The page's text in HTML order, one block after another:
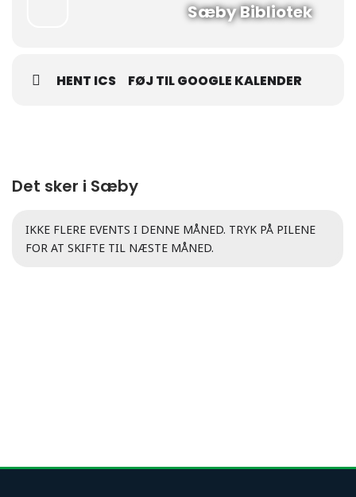
Sæby Bibliotek
HENT ICS FØJ TIL GOOGLE KALENDER
Det sker i Sæby
IKKE FLERE EVENTS I DENNE MÅNED. TRYK PÅ PILENE
FOR AT SKIFTE TIL NÆSTE MÅNED.